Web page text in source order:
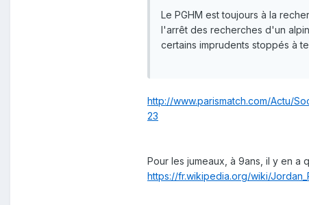
Le PGHM est toujours à la
l'arrêt des recherches d'un
certains imprudents stoppés à
http://www.parismatch.com/Actu/
23
Pour les jumeaux, à 9ans, il y en a
https://fr.wikipedia.org/wiki/